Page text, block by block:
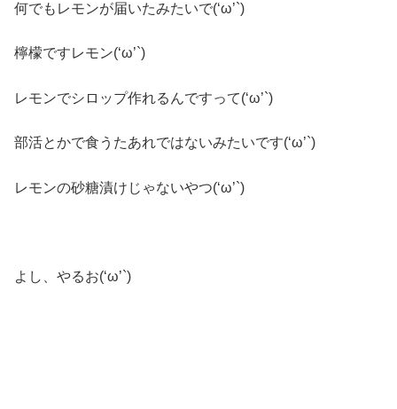
何でもレモンが届いたみたいで(‘ω’`)
檸檬ですレモン(‘ω’`)
レモンでシロップ作れるんですって(‘ω’`)
部活とかで食うたあれではないみたいです(‘ω’`)
レモンの砂糖漬けじゃないやつ(‘ω’`)
よし、やるお(‘ω’`)